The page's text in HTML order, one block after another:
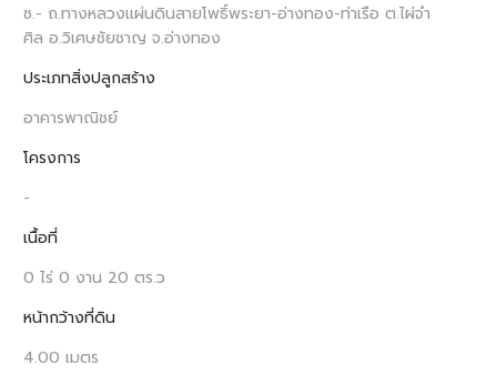
ซ.- ถ.ทางหลวงแผ่นดินสายโพธิ์พระยา-อ่างทอง-ท่าเรือ ต.ไผ่จำ
ศิล อ.วิเศษชัยชาญ จ.อ่างทอง
ประเภทสิ่งปลูกสร้าง
อาคารพาณิชย์
โครงการ
-
เนื้อที่
0 ไร่ 0 งาน 20 ตร.ว
หน้ากว้างที่ดิน
4.00 เมตร